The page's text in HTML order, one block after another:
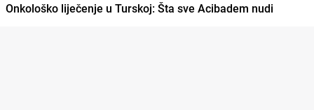
Onkološko liječenje u Turskoj: Šta sve Acibadem nudi